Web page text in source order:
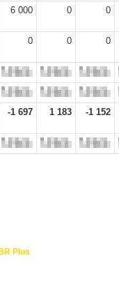
6 000 0 0
0 0 0
-1 697 1 183 -1 152
Plus